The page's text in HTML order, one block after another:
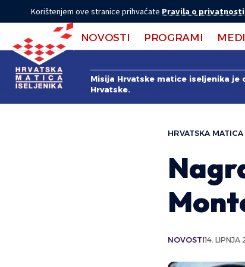
Korištenjem ove stranice prihvaćate Pravila o privatnosti
NOVOSTI PROGRAMI
Misija Hrvatske matice iseljenika
Hrvatske.
HRVATSKA
NOVOSTI14. LIPNJA